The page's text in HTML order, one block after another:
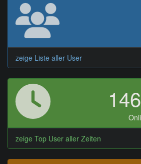
zeige Liste aller User
zeige Top User aller Zeiten